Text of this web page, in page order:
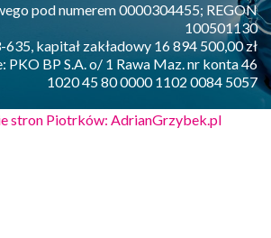
pod numerem 0000304455; REGON
100501130
kapitał zakładowy 16 894 500,00 zł
PKO BP S.A. o/ 1 Rawa Maz. nr konta 46
1020 45 80 0000 1102 0084 5057
stron Piotrków: AdrianGrzybek.pl